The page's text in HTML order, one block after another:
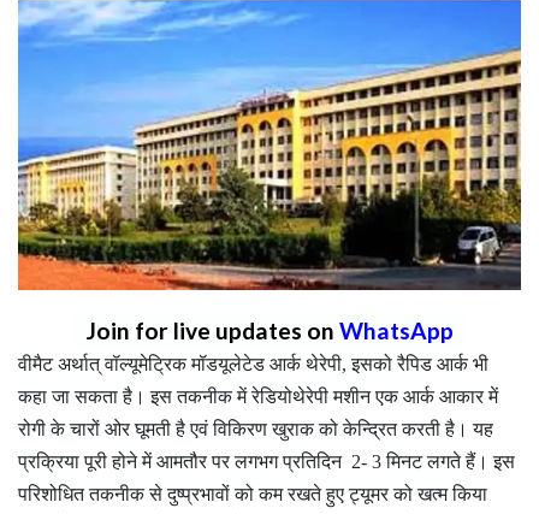
Join for live updates on WhatsApp
वीमैट अर्थात् वॉल्यूमेट्रिक मॉडयूलेटेड आर्क थेरेपी, इसको रैपिड आर्क भी
कहा जा सकता है। इस तकनीक में रेडियोथेरेपी मशीन एक आर्क आकार में
रोगी के चारों ओर घूमती है एवं विकिरण खुराक को केन्द्रित करती है। यह
प्रक्रिया पूरी होने में आमतौर पर लगभग प्रतिदिन 2- 3 मिनट लगते हैं। इस
परिशोधित तकनीक से दुष्प्रभावों को कम रखते हुए ट्यूमर को खत्म किया